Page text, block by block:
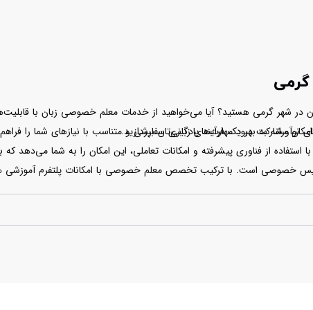
در شهر گرمی هستید؟ آیا می‌خواهید از خدمات معلم خصوصی زبان با
به بهبود مهارت‌های زبانی‌تان بپردازید.
مشارکت در یک فرآیند یادگیری سفارشی و متناسب با نیازهای شما را
از فناوری پیشرفته و امکانات تعاملی، این امکان را به شما
خصوصی است. با ترکیب تخصص معلم خصوصی با امکانات پلتفرم آموزشی